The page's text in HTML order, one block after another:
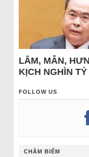
LÂM, MẪN,
KỊCH NGHÌN
FOLLOW US
CHÂM BIẾM